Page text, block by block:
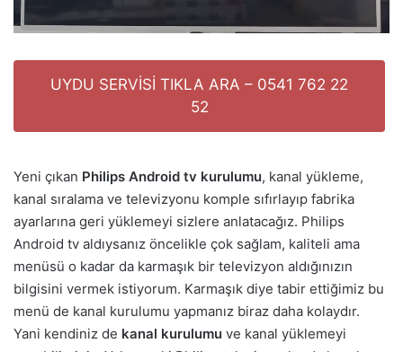
UYDU SERVİSİ TIKLA ARA – 0541 762 22
52
Yeni çıkan Philips Android tv kurulumu, kanal yükleme,
kanal sıralama ve televizyonu komple sıfırlayıp fabrika
ayarlarına geri yüklemeyi sizlere anlatacağız. Philips
Android tv aldıysanız öncelikle çok sağlam, kaliteli ama
menüsü o kadar da karmaşık bir televizyon aldığınızın
bilgisini vermek istiyorum. Karmaşık diye tabir ettiğimiz bu
menü de kanal kurulumu yapmanız biraz daha kolaydır.
Yani kendiniz de kanal kurulumu ve kanal yüklemeyi